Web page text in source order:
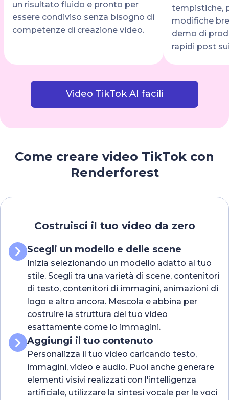
un risultato fluido e pronto per
essere condiviso senza bisogno di
competenze di creazione video.
tempistiche,
modifiche
demo di
rapidi post
Video TikTok AI facili
Come creare video TikTok con
Renderforest
Costruisci il tuo video da zero
Scegli un modello e delle scene
Inizia selezionando un modello adatto al tuo
stile. Scegli tra una varietà di scene, contenitori
di testo, contenitori di immagini, animazioni di
logo e altro ancora. Mescola e abbina per
costruire la struttura del tuo video
esattamente come lo immagini.
Aggiungi il tuo contenuto
Personalizza il tuo video caricando testo,
immagini, video e audio. Puoi anche generare
elementi visivi realizzati con l'intelligenza
artificiale, utilizzare la sintesi vocale per le voci